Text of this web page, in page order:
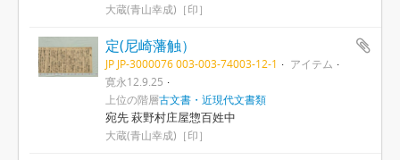
大蔵(青山幸成)［印］
定(尼崎藩触）
JP JP-3000076 003-003-74003-12-1
アイテム
寛永12.9.25
上位の階層古文書・近現代文書類
宛先 萩野村庄屋惣百姓中
大蔵(青山幸成)［印］